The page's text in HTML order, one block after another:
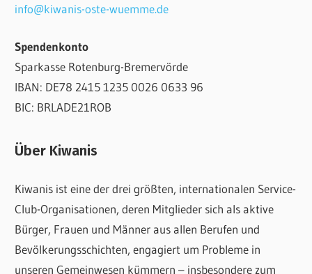
info@kiwanis-oste-wuemme.de
Spendenkonto
Sparkasse Rotenburg-Bremervörde
IBAN: DE78 2415 1235 0026 0633 96
BIC: BRLADE21ROB
Über Kiwanis
Kiwanis ist eine der drei größten, internationalen Service-
Club-Organisationen, deren Mitglieder sich als aktive
Bürger, Frauen und Männer aus allen Berufen und
Bevölkerungsschichten, engagiert um Probleme in
unseren Gemeinwesen kümmern – insbesondere zum